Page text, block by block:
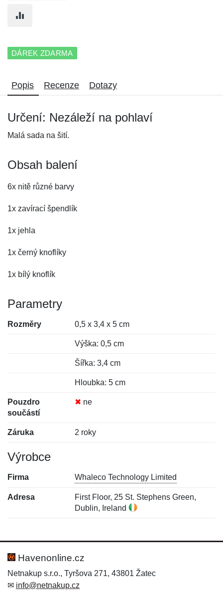
DÁREK ZDARMA
Popis Recenze Dotazy
Určení: Nezáleží na pohlaví
Malá sada na šití.
Obsah balení
6x nitě různé barvy
1x zavírací špendlík
1x jehla
1x černý knoflíky
1x bílý knoflík
Parametry
Rozměry 0,5 x 3,4 x 5 cm
Výška: 0,5 cm
Šířka: 3,4 cm
Hloubka: 5 cm
Pouzdro
součástí
✖ ne
Záruka 2 roky
Výrobce
Firma Whaleco Technology Limited
Adresa
First Floor, 25 St. Stephens Green,
Dublin, Ireland
Hodnocení:
Jméno:
Havenonline.cz
Netnakup s.r.o., Tyršova 271, 43801 Žatec
✉ info@netnakup.cz